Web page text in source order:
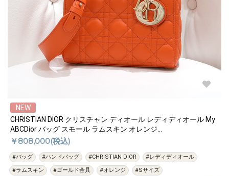
NEW
CHRISTIAN DIOR クリスチャン ディオール レディディオール My
ABCDior バッグ スモール ラムスキン オレンジ
M0538OCAL_M37O
￥808,000(税込)
#バッグ #ハンドバッグ #CHRISTIAN DIOR
#レディディオール
#ラムスキン
#ゴールド金具 #オレンジ #Sサイズ